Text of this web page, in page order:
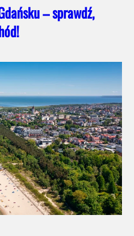
– sprawdź,